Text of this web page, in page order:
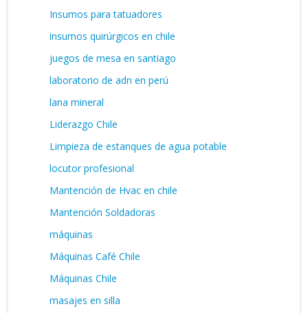
Insumos para tatuadores
insumos quirúrgicos en chile
juegos de mesa en santiago
laboratorio de adn en perú
lana mineral
Liderazgo Chile
Limpieza de estanques de agua potable
locutor profesional
Mantención de Hvac en chile
Mantención Soldadoras
máquinas
Máquinas Café Chile
Máquinas Chile
masajes en silla